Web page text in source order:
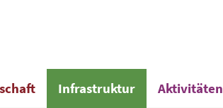
Infrastruktur Aktivitäten